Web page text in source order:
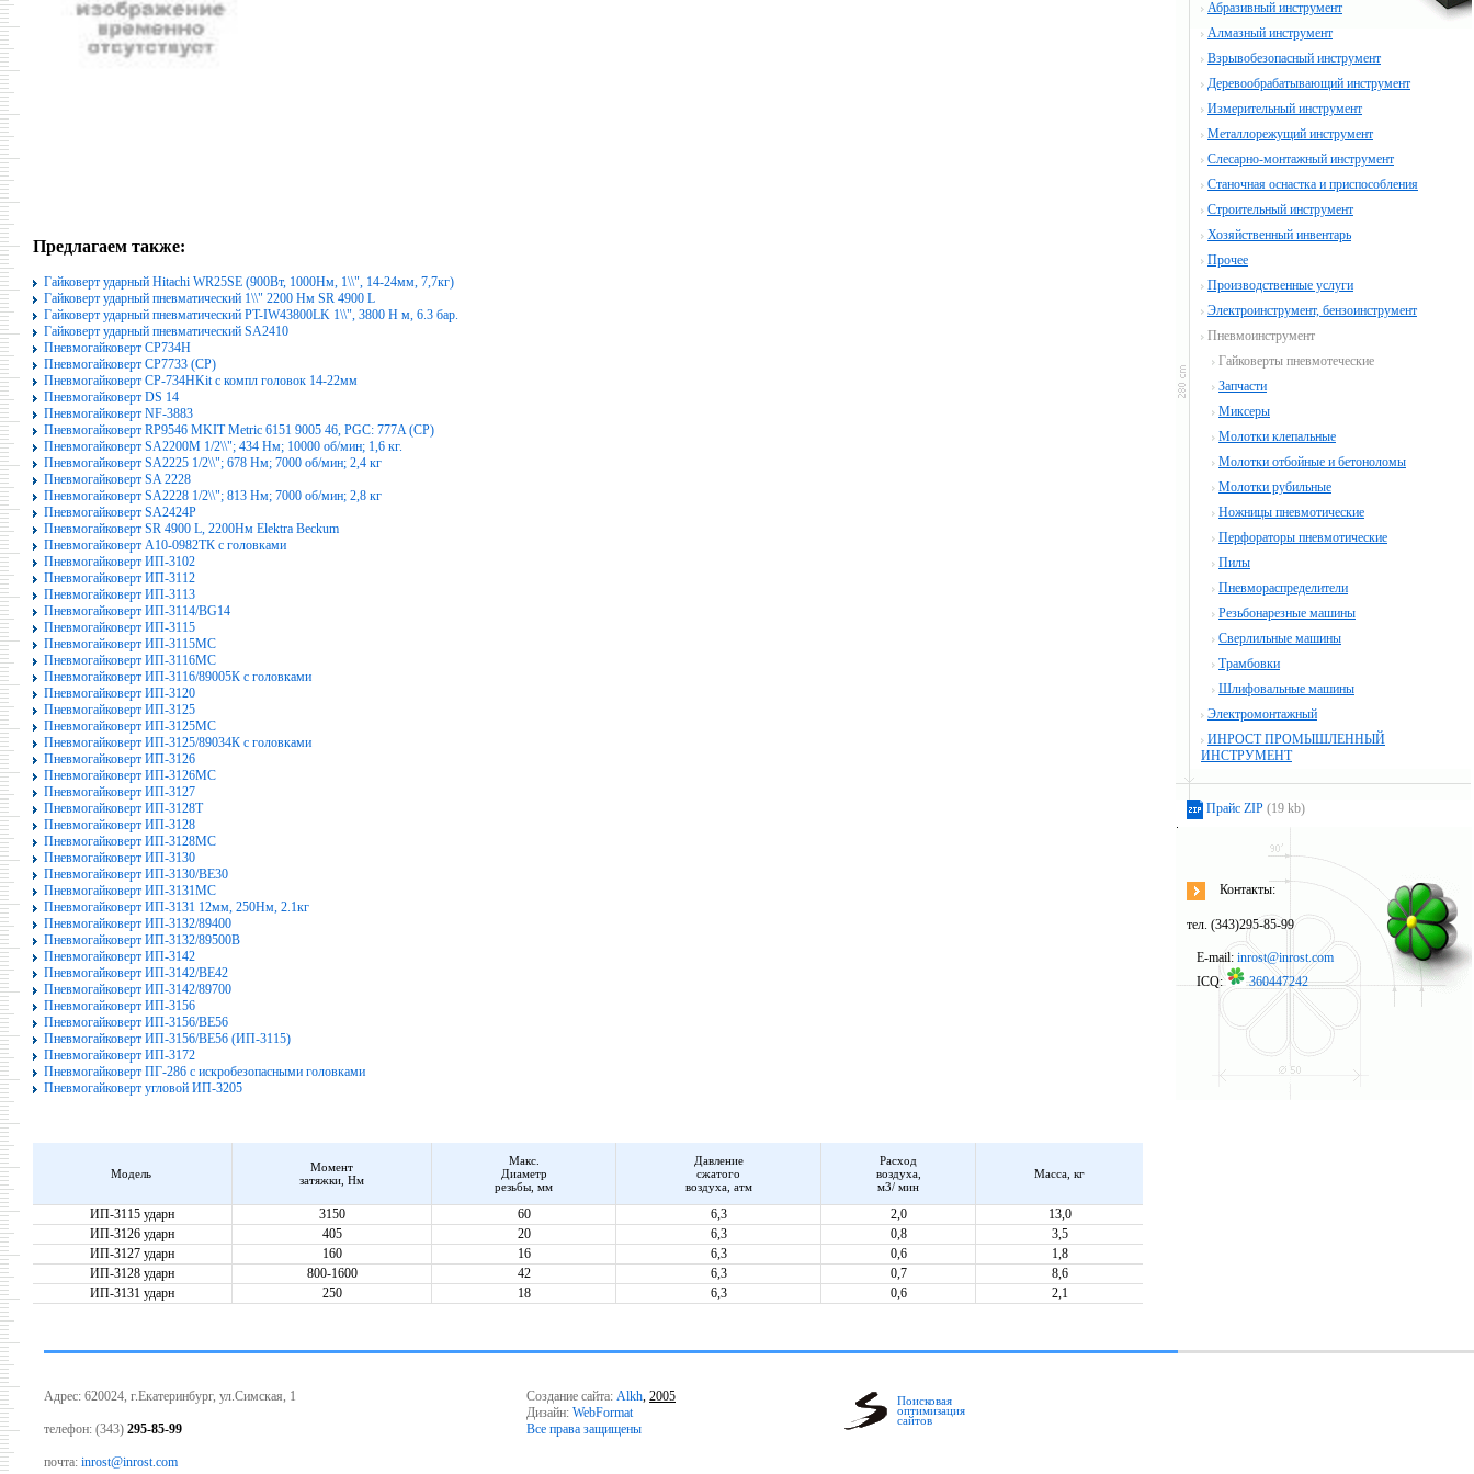
Предлагаем также:
Гайковерт ударный Hitachi WR25SE (900Вт, 1000Нм, 1\\", 14-24мм, 7,7кг)
Гайковерт ударный пневматический 1\\" 2200 Нм SR 4900 L
Гайковерт ударный пневматический PT-IW43800LK 1\\", 3800 Н м, 6.3 бар.
Гайковерт ударный пневматический SA2410
Пневмогайковерт CP734H
Пневмогайковерт CP7733 (CP)
Пневмогайковерт CP-734HKit с компл головок 14-22мм
Пневмогайковерт DS 14
Пневмогайковерт NF-3883
Пневмогайковерт RP9546 MKIT Metric 6151 9005 46, PGC: 777A (CP)
Пневмогайковерт SA2200М 1/2\\"; 434 Нм; 10000 об/мин; 1,6 кг.
Пневмогайковерт SA2225 1/2\\"; 678 Нм; 7000 об/мин; 2,4 кг
Пневмогайковерт SA 2228
Пневмогайковерт SA2228 1/2\\"; 813 Нм; 7000 об/мин; 2,8 кг
Пневмогайковерт SA2424P
Пневмогайковерт SR 4900 L, 2200Нм Elektra Beckum
Пневмогайковерт А10-0982ТК с головками
Пневмогайковерт ИП-3102
Пневмогайковерт ИП-3112
Пневмогайковерт ИП-3113
Пневмогайковерт ИП-3114/BG14
Пневмогайковерт ИП-3115
Пневмогайковерт ИП-3115МС
Пневмогайковерт ИП-3116МС
Пневмогайковерт ИП-3116/89005К с головками
Пневмогайковерт ИП-3120
Пневмогайковерт ИП-3125
Пневмогайковерт ИП-3125МС
Пневмогайковерт ИП-3125/89034К с головками
Пневмогайковерт ИП-3126
Пневмогайковерт ИП-3126МС
Пневмогайковерт ИП-3127
Пневмогайковерт ИП-3128Т
Пневмогайковерт ИП-3128
Пневмогайковерт ИП-3128МС
Пневмогайковерт ИП-3130
Пневмогайковерт ИП-3130/ВЕ30
Пневмогайковерт ИП-3131МС
Пневмогайковерт ИП-3131 12мм, 250Нм, 2.1кг
Пневмогайковерт ИП-3132/89400
Пневмогайковерт ИП-3132/89500В
Пневмогайковерт ИП-3142
Пневмогайковерт ИП-3142/BE42
Пневмогайковерт ИП-3142/89700
Пневмогайковерт ИП-3156
Пневмогайковерт ИП-3156/BE56
Пневмогайковерт ИП-3156/BE56 (ИП-3115)
Пневмогайковерт ИП-3172
Пневмогайковерт ПГ-286 с искробезопасными головками
Пневмогайковерт угловой ИП-3205
Модель
Момент
затяжки, Нм
Макс.
Диаметр
резьбы, мм
Давление
сжатого
воздуха, атм
Расход
воздуха,
м3/ мин
Масса, кг
ИП-3115 ударн 3150 60 6,3 2,0
13,0
ИП-3126 ударн
405 20 6,3 0,8
3,5
ИП-3127 ударн
160 16 6,3 0,6
1,8
ИП-3128 ударн
800-1600 42 6,3 0,7
8,6
ИП-3131 ударн
250 18 6,3 0,6 2,1
Абразивный инструмент
Алмазный инструмент
Взрывобезопасный инструмент
Деревообрабатывающий инструмент
Измерительный инструмент
Металлорежущий инструмент
Слесарно-монтажный инструмент
Станочная оснастка и приспособления
Строительный инструмент
Хозяйственный инвентарь
Прочее
Производственные услуги
Электроинструмент, бензоинструмент
Пневмоинструмент
Гайковерты пневмотеческие
Запчасти
Миксеры
Молотки клепальные
Молотки отбойные и бетоноломы
Молотки рубильные
Ножницы пневмотические
Перфораторы пневмотические
Пилы
Пневмораспределители
Резьбонарезные машины
Сверлильные машины
Трамбовки
Шлифовальные машины
Электромонтажный
ИНРОСТ ПРОМЫШЛЕННЫЙ
ИНСТРУМЕНТ
Прайс ZIP (19 kb)
Контакты:
тел. (343)295-85-99
E-mail: inrost@inrost.com
ICQ:
360447242
Адрес: 620024, г.Екатеринбург, ул.Симская, 1
телефон: (343) 295-85-99
почта: inrost@inrost.com
Создание сайта: Alkh, 2005
Дизайн: WebFormat
Все права защищены
Поисковая
оптимизация
сайтов